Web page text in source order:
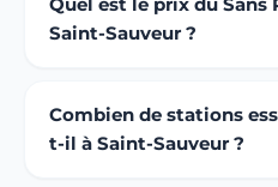
Saint-Sauveur ?
Combien de stations
t-il à Saint-Sauveur ?